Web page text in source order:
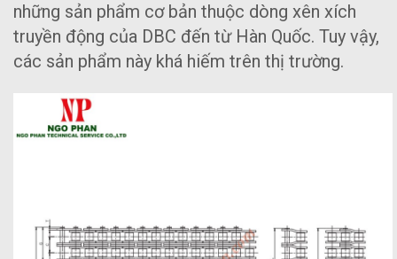
những sản phẩm cơ bản thuộc dòng xên xích
truyền động của DBC đến từ Hàn Quốc. Tuy vậy,
các sản phẩm này khá hiếm trên thị trường.